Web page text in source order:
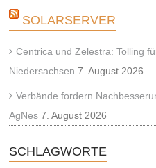
SOLARSERVER
Centrica und Zelestra: Tolling
Niedersachsen 7. August 2026
Verbände fordern
AgNes 7. August 2026
SCHLAGWORTE